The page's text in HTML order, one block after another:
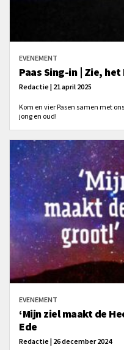
EVENEMENT
Paas Sing-in | Zie,
Redactie | 21 april 2025
Kom en vier Pasen samen met
jong en oud!
EVENEMENT
‘Mijn ziel maakt de
Ede
Redactie | 26 december 2024